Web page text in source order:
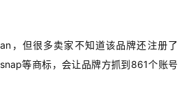
，但很多卖家不知道该品牌还注册了
等商标，会让品牌方抓到861个账号